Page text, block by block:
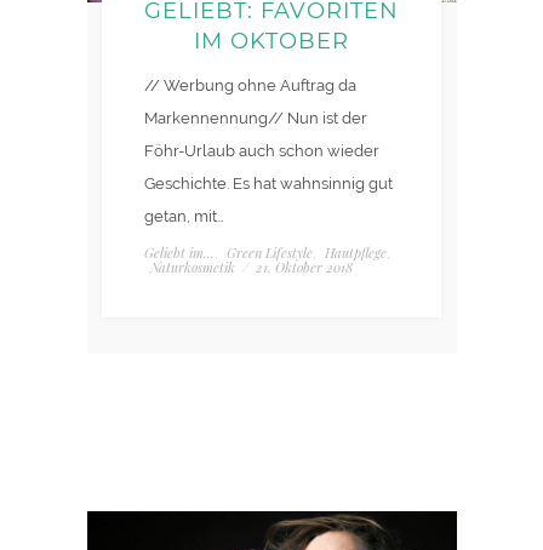
GELIEBT: FAVORITEN
IM OKTOBER
// Werbung ohne Auftrag da
Markennennung// Nun ist der
Föhr-Urlaub auch schon wieder
Geschichte. Es hat wahnsinnig gut
getan, mit…
Geliebt im... , Green Lifestyle, Hautpflege,
Naturkosmetik / 21. Oktober 2018